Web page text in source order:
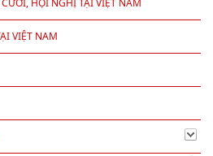
HỘI NGHỊ TẠI VIỆT NAM
VIỆT NAM